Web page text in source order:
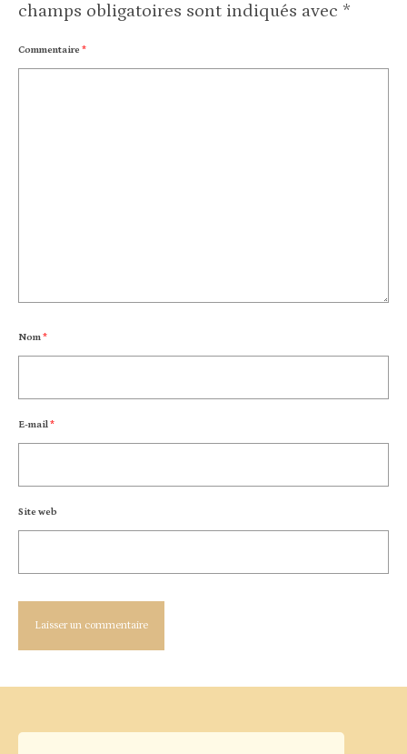
champs obligatoires sont indiqués avec *
Commentaire *
Nom*
E-mail*
Site web